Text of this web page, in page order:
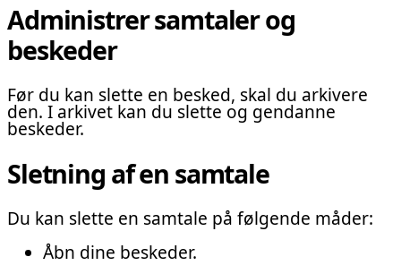
Administrer samtaler og
beskeder
Før du kan slette en besked, skal du arkivere
den. I arkivet kan du slette og gendanne
beskeder.
Sletning af en samtale
Du kan slette en samtale på følgende måder:
Åbn dine beskeder.